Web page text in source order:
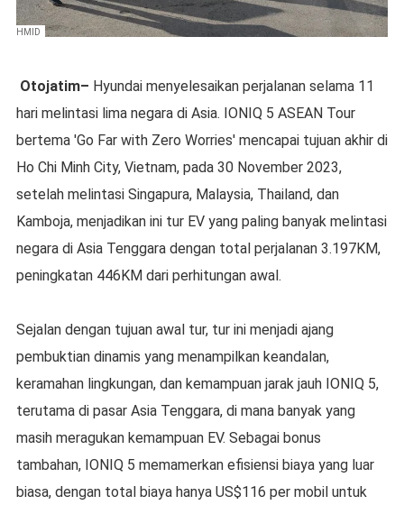
HMID
Otojatim– Hyundai menyelesaikan perjalanan selama 11
hari melintasi lima negara di Asia. IONIQ 5 ASEAN Tour
bertema 'Go Far with Zero Worries' mencapai tujuan akhir di
Ho Chi Minh City, Vietnam, pada 30 November 2023,
setelah melintasi Singapura, Malaysia, Thailand, dan
Kamboja, menjadikan ini tur EV yang paling banyak melintasi
negara di Asia Tenggara dengan total perjalanan 3.197KM,
peningkatan 446KM dari perhitungan awal.
Sejalan dengan tujuan awal tur, tur ini menjadi ajang
pembuktian dinamis yang menampilkan keandalan,
keramahan lingkungan, dan kemampuan jarak jauh IONIQ 5,
terutama di pasar Asia Tenggara, di mana banyak yang
masih meragukan kemampuan EV. Sebagai bonus
tambahan, IONIQ 5 memamerkan efisiensi biaya yang luar
biasa, dengan total biaya hanya US$116 per mobil untuk